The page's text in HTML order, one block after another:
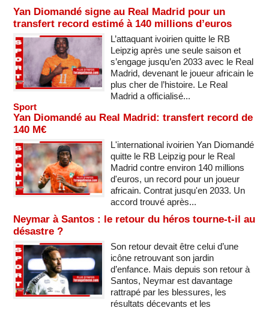
Yan Diomandé signe au Real Madrid pour un
transfert record estimé à 140 millions d’euros
L’attaquant ivoirien quitte le RB
Leipzig après une seule saison et
s’engage jusqu’en 2033 avec le Real
Madrid, devenant le joueur africain le
plus cher de l’histoire. Le Real
Madrid a officialisé...
Sport
Yan Diomandé au Real Madrid: transfert record de
140 M€
L'international ivoirien Yan Diomandé
quitte le RB Leipzig pour le Real
Madrid contre environ 140 millions
d'euros, un record pour un joueur
africain. Contrat jusqu'en 2033. Un
accord trouvé après...
Neymar à Santos : le retour du héros tourne-t-il au
désastre ?
Son retour devait être celui d’une
icône retrouvant son jardin
d’enfance. Mais depuis son retour à
Santos, Neymar est davantage
rattrapé par les blessures, les
résultats décevants et les